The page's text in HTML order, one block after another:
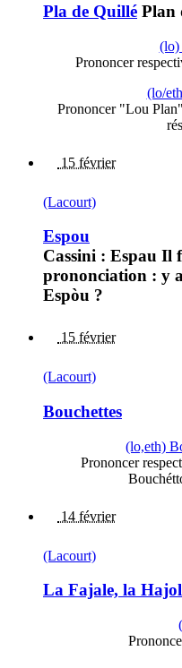
Pla de Quillé Plan
(lo)
Prononcer
(lo/
Prononcer "Lou
15 février
(Lacourt)
Espou
Cassini : Espau Il
prononciation : y
Espòu ?
15 février
(Lacourt)
Bouchettes
(lo,eth)
Prononcer
14 février
(Lacourt)
La Fajale, la